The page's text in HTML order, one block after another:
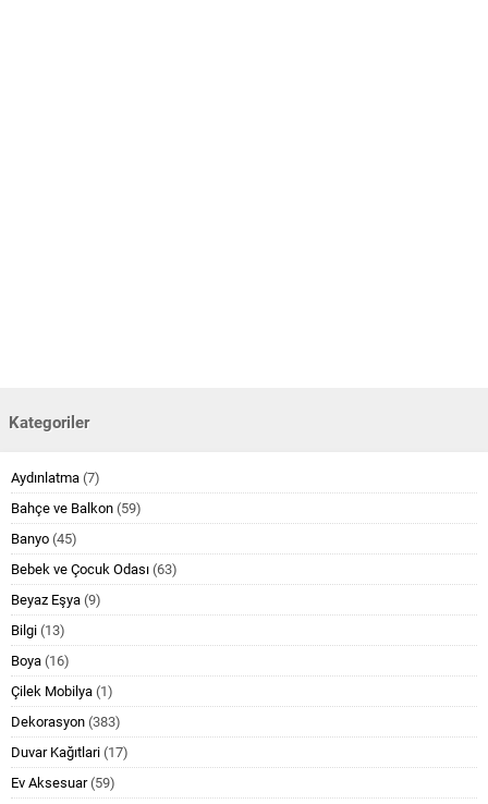
Kategoriler
Aydınlatma (7)
Bahçe ve Balkon (59)
Banyo (45)
Bebek ve Çocuk Odası (63)
Beyaz Eşya (9)
Bilgi (13)
Boya (16)
Çilek Mobilya (1)
Dekorasyon (383)
Duvar Kağıtlari (17)
Ev Aksesuar(59)